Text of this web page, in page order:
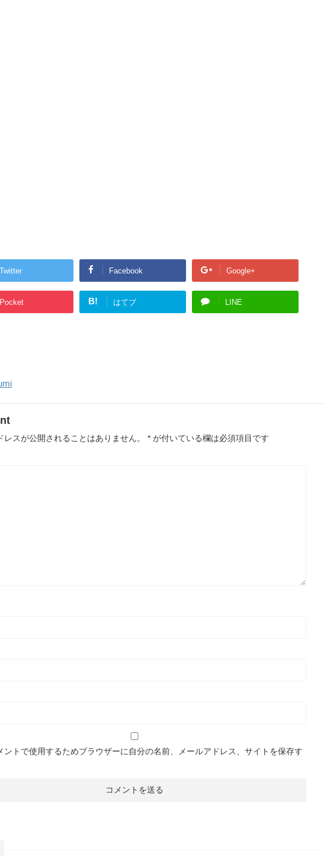
Twitter Facebook Google+
Pocket B! はてブ LINE
レスが公開されることはありません。 * が付いている欄は必須項目です
ントで使用するためブラウザーに自分の名前、メールアドレス、サイトを保存す